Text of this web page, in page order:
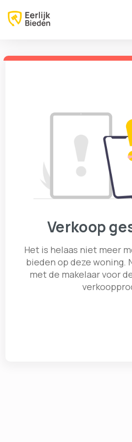
Verkoop
Het is helaas niet meer
bieden op deze woning.
met de makelaar voor